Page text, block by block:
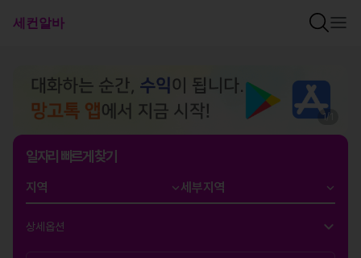
1/
일자리 빠르게 찾기
상세옵션